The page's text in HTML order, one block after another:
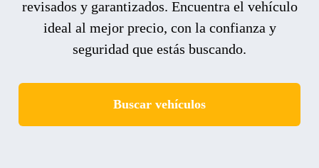
revisados y garantizados. Encuentra el vehículo
ideal al mejor precio, con la confianza y
seguridad que estás buscando.
Buscar vehículos